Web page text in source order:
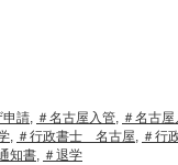
申請, ＃名古屋入管, ＃名古
, ＃行政書士 名古屋, ＃行
知書, ＃退学